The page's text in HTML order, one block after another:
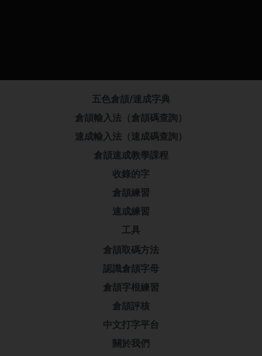
五色倉頡/速成字典
倉頡輸入法（倉頡碼查詢）
速成輸入法（速成碼查詢）
倉頡速成教學課程
收錄的字
倉頡練習
速成練習
工具
倉頡取碼方法
認識倉頡字母
倉頡字根練習
倉頡評核
中文打字平台
關於我們